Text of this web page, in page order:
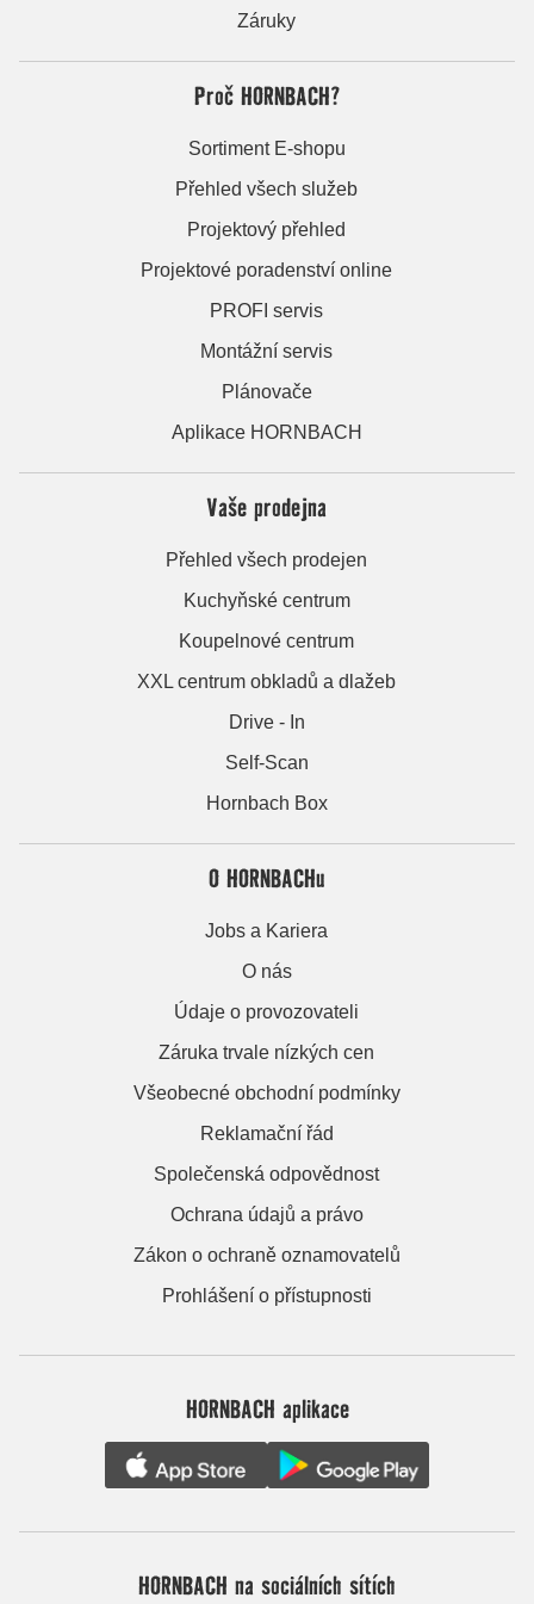
Záruky
Proč HORNBACH?
Sortiment E-shopu
Přehled všech služeb
Projektový přehled
Projektové poradenství online
PROFI servis
Montážní servis
Plánovače
Aplikace HORNBACH
Vaše prodejna
Přehled všech prodejen
Kuchyňské centrum
Koupelnové centrum
XXL centrum obkladů a dlažeb
Drive - In
Self-Scan
Hornbach Box
O HORNBACHu
Jobs a Kariera
O nás
Údaje o provozovateli
Záruka trvale nízkých cen
Všeobecné obchodní podmínky
Reklamační řád
Společenská odpovědnost
Ochrana údajů a právo
Zákon o ochraně oznamovatelů
Prohlášení o přístupnosti
HORNBACH aplikace
HORNBACH na sociálních sítích